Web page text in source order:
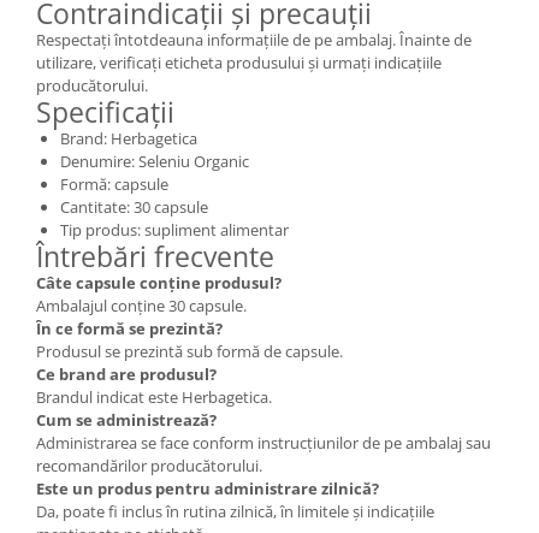
Contraindicații și precauții
Respectați întotdeauna informațiile de pe ambalaj. Înainte de
utilizare, verificați eticheta produsului și urmați indicațiile
producătorului.
Specificații
Brand: Herbagetica
Denumire: Seleniu Organic
Formă: capsule
Cantitate: 30 capsule
Tip produs: supliment alimentar
Întrebări frecvente
Câte capsule conține produsul?
Ambalajul conține 30 capsule.
În ce formă se prezintă?
Produsul se prezintă sub formă de capsule.
Ce brand are produsul?
Brandul indicat este Herbagetica.
Cum se administrează?
Administrarea se face conform instrucțiunilor de pe ambalaj sau
recomandărilor producătorului.
Este un produs pentru administrare zilnică?
Da, poate fi inclus în rutina zilnică, în limitele și indicațiile